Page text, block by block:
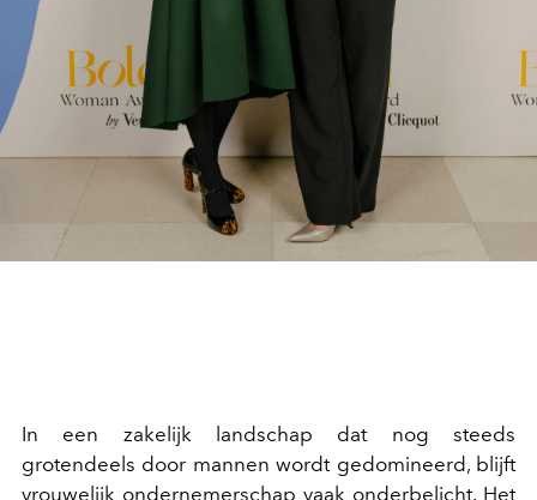
In een zakelijk landschap dat nog steeds
grotendeels door mannen wordt gedomineerd, blijft
vrouwelijk ondernemerschap vaak onderbelicht. Het